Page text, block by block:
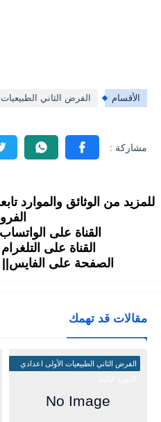
الأقسام الفرض الثاني الطبيعيات
للمزيد من الوثائق والموارد
القناة على
القناة على
الصفحة على الفايس||
مقالات قد تهمك
الفرض الثاني الطبيعيات الأولى اعدادي